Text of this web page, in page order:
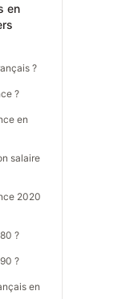
en
?
?
en
salaire
2020
?
?
en